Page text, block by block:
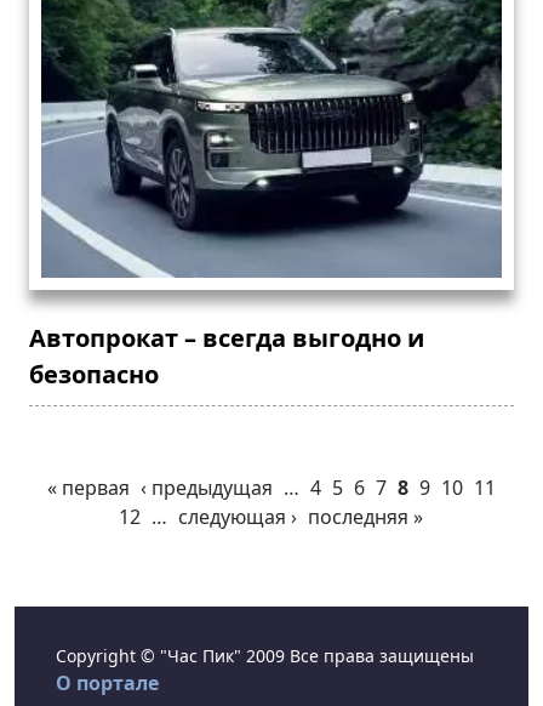
Автопрокат – всегда выгодно и
безопасно
« первая ‹ предыдущая … 4 5 6 7 8 9 10 11
12 … следующая › последняя »
Copyright © "Час Пик" 2009 Все права защищены
О портале